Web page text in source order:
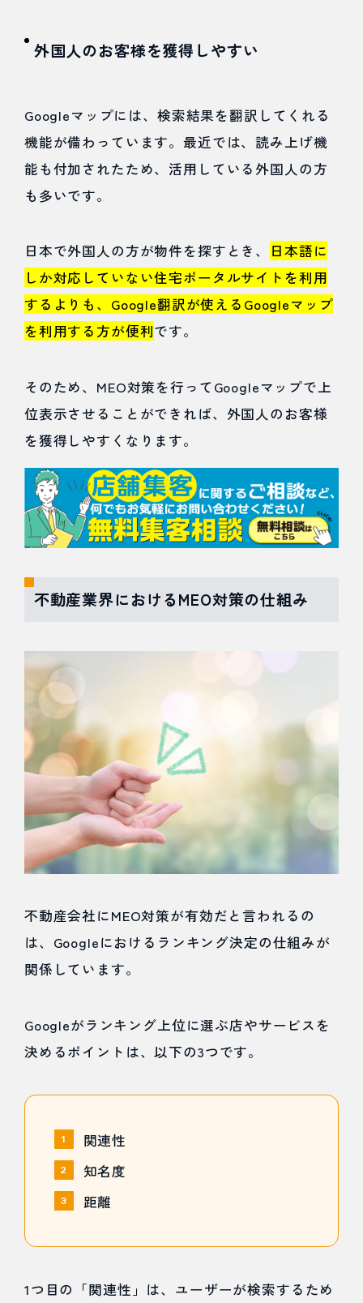
不動
産の
MEO
の注
意点
5.1
ビジネ
スプロ
フィー
ルのガ
イドラ
従う
口コミ
の自作
自演は
やらな
い
6
不動
MEO
対策
成功
6.2.1
A】
対策
業者
外国人のお客様を獲得しやすい
Googleマップには、検索結果を翻訳してくれる
機能が備わっています。最近では、読み上げ機
能も付加されたため、活用している外国人の方
も多いです。
日本で外国人の方が物件を探すとき、
日本語に
しか対応していない住宅ポータルサイトを利用
するよりも、Google翻訳が使えるGoogleマップ
を利用する方が便利です。
そのため、MEO対策を行ってGoogleマップで上
位表示させることができれば、外国人のお客様
を獲得しやすくなります。
不動産業界におけるMEO対策の仕組み
不動産会社にMEO対策が有効だと言われるの
は、Googleにおけるランキング決定の仕組みが
関係しています。
Googleがランキング上位に選ぶ店やサービスを
決めるポイントは、以下の3つです。
関連性
知名度
距離
1つ目の「関連性」は、ユーザーが検索するため